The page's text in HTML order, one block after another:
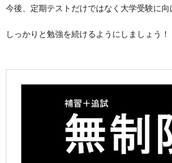
今後、定期テストだけではなく大学受験に向
しっかりと勉強を続けるようにしましょう！